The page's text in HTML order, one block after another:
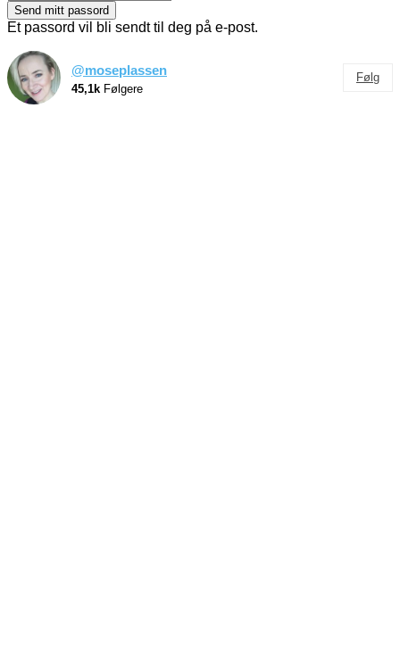
Et passord vil bli sendt til deg på e-post.
@moseplassen
45,1k Følgere
Følg